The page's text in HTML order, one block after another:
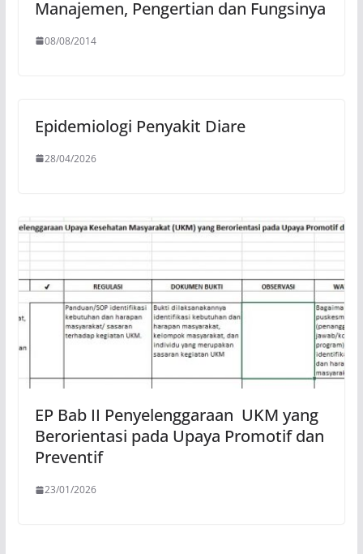
Manajemen, Pengertian dan Fungsinya
08/08/2014
Epidemiologi Penyakit Diare
28/04/2026
EP Bab II Penyelenggaraan UKM yang
Berorientasi pada Upaya Promotif dan
Preventif
23/01/2026